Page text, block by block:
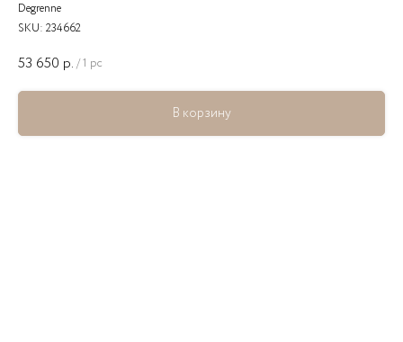
Degrenne
SKU: 234662
53 650 р. /1 pc
В корзину